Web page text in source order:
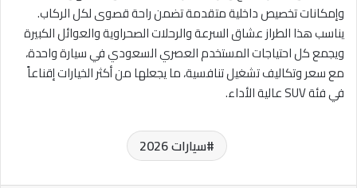
وإمكانات تخصيص داخلية متقدمة تضمن راحة قصوى لكل الركاب.
يناسب هذا الطراز عشاق السرعة والرحلات الصحراوية والعوائل الكبيرة
ويجمع كل احتياجات المستخدم العصري السعودي في سيارة واحدة،
مع سعر وتكاليف تشغيل تنافسية، ما يجعلها من أكثر الخيارات إقناعاً
في فئة SUV عالية الأداء.
سيارات 2026